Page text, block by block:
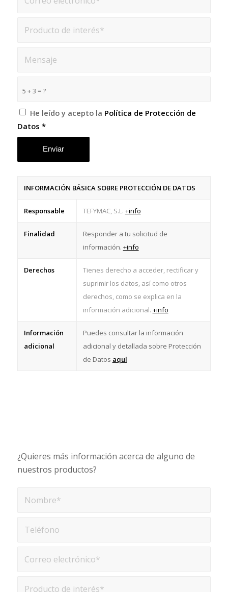
5 + 3 = ?
He leído y acepto la Política de Protección de
Datos *
INFORMACIÓN BÁSICA SOBRE PROTECCIÓN DE DATOS
Responsable TEFYMAC, S.L. +info
Finalidad
Responder a tu solicitud de
información. +info
Derechos
Tienes derecho a acceder, rectificar y
suprimir los datos, así como otros
derechos, como se explica en la
información adicional. +info
Información
adicional
Puedes consultar la información
adicional y detallada sobre Protección
de Datos aquí
¿Quieres más información acerca de alguno de
nuestros productos?